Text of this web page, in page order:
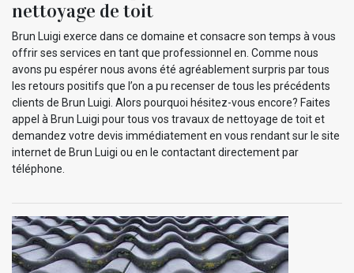
nettoyage de toit
Brun Luigi exerce dans ce domaine et consacre son temps à vous
offrir ses services en tant que professionnel en. Comme nous
avons pu espérer nous avons été agréablement surpris par tous
les retours positifs que l’on a pu recenser de tous les précédents
clients de Brun Luigi. Alors pourquoi hésitez-vous encore? Faites
appel à Brun Luigi pour tous vos travaux de nettoyage de toit et
demandez votre devis immédiatement en vous rendant sur le site
internet de Brun Luigi ou en le contactant directement par
téléphone.